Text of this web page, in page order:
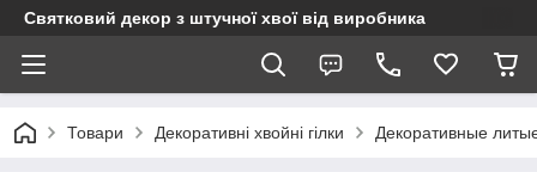
Святковий декор з штучної хвої від виробника
Товари Декоративні хвойні гілки Декоративные